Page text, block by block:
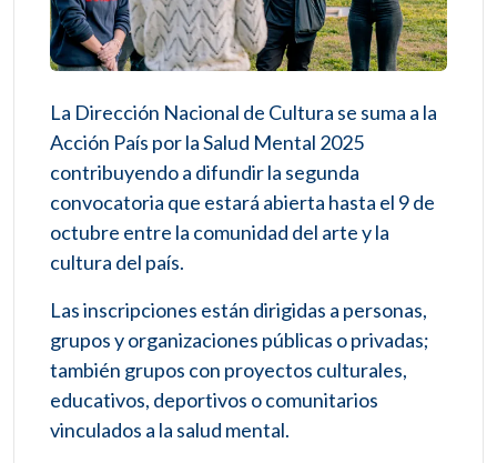
La Dirección Nacional de Cultura se suma a la
Acción País por la Salud Mental 2025
contribuyendo a difundir la segunda
convocatoria que estará abierta hasta el 9 de
octubre entre la comunidad del arte y la
cultura del país.
Las inscripciones están dirigidas a personas,
grupos y organizaciones públicas o privadas;
también grupos con proyectos culturales,
educativos, deportivos o comunitarios
vinculados a la salud mental.